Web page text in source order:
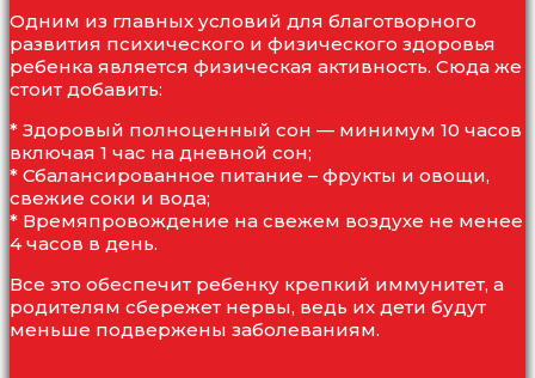
Одним из главных условий для благотворного
развития психического и физического здоровья
ребенка является физическая активность. Сюда же
стоит добавить:
* Здоровый полноценный сон — минимум 10 часов
включая 1 час на дневной сон;
* Сбалансированное питание – фрукты и овощи,
свежие соки и вода;
* Времяпровождение на свежем воздухе не менее
4 часов в день.
Все это обеспечит ребенку крепкий иммунитет, а
родителям сбережет нервы, ведь их дети будут
меньше подвержены заболеваниям.